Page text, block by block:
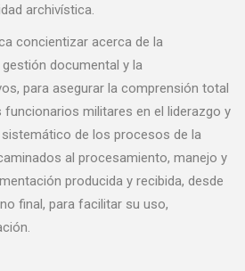
archivística.
concientizar acerca de la
documental y la
para asegurar la comprensión total
militares en el liderazgo y
de los procesos de la
al procesamiento, manejo y
producida y recibida, desde
final, para facilitar su uso,